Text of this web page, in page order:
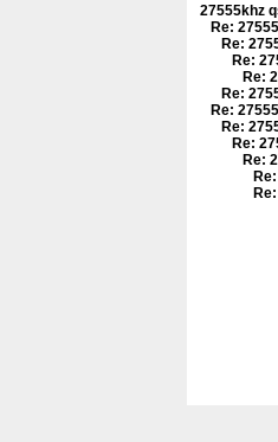
27555khz
Re:
Re:
Re:
Re:
Re:
Re:
Re:
Re:
Re: